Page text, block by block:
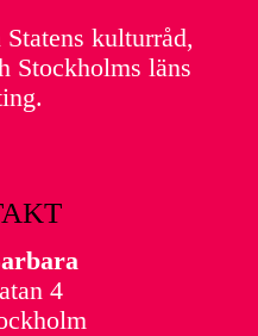
kulturråd,
Stockholms läns
4